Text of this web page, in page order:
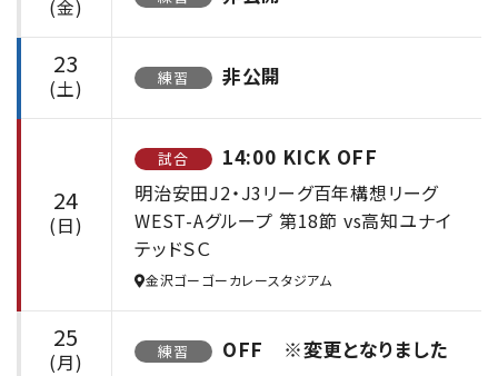
(金)
23
(土) 練習 非公開
24
(日)
試合 14:00 KICK OFF
明治安田J2・J3リーグ百年構想リーグ
WEST-Aグループ 第18節 vs高知ユナイ
テッドＳＣ
金沢ゴーゴーカレースタジアム
25
(月) 練習 OFF ※変更となりました